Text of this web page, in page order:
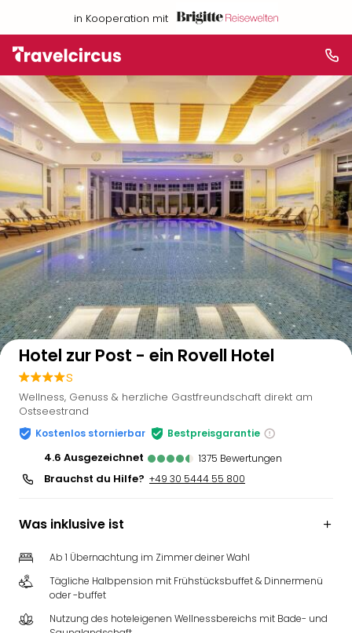
in Kooperation mit
Auf der Karte anzeigen
Hotel zur Post - ein Rovell Hotel
s
Wellness, Genuss & herzliche Gastfreundschaft direkt am
Ostseestrand
Kostenlos stornierbar Bestpreisgarantie
4.6 ausgezeichnet 1375 Bewertungen
Brauchst du Hilfe? +49 30 5444 55 800
Was inklusive ist
Ab 1 Übernachtung im Zimmer deiner Wahl
Tägliche Halbpension mit Frühstücksbuffet & Dinnermenü
oder -buffet
Nutzung des hoteleigenen Wellnessbereichs mit Bade- und